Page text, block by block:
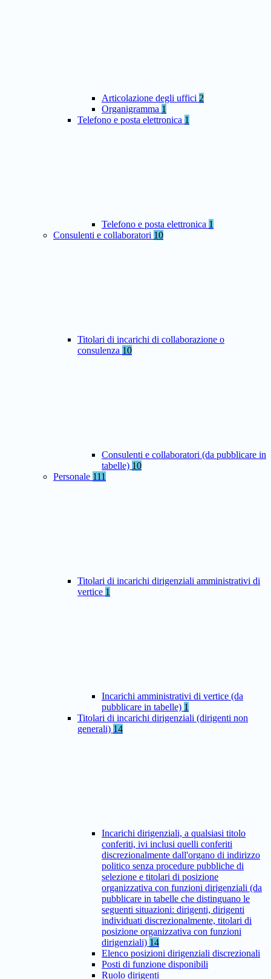
Articolazione degli uffici 2
Organigramma 1
Telefono e posta elettronica 1
Telefono e posta elettronica 1
Consulenti e collaboratori 10
Titolari di incarichi di collaborazione o
consulenza 10
Consulenti e collaboratori (da pubblicare in
tabelle) 10
Personale 111
Titolari di incarichi dirigenziali amministrativi di
vertice 1
Incarichi amministrativi di vertice (da
pubblicare in tabelle) 1
Titolari di incarichi dirigenziali (dirigenti non
generali) 14
Incarichi dirigenziali, a qualsiasi titolo
conferiti, ivi inclusi quelli conferiti
discrezionalmente dall'organo di indirizzo
politico senza procedure pubbliche di
selezione e titolari di posizione
organizzativa con funzioni dirigenziali (da
pubblicare in tabelle che distinguano le
seguenti situazioni: dirigenti, dirigenti
individuati discrezionalmente, titolari di
posizione organizzativa con funzioni
dirigenziali) 14
Elenco posizioni dirigenziali discrezionali
Posti di funzione disponibili
Ruolo dirigenti